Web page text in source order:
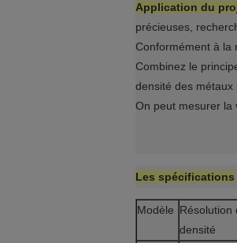
Application du
précieuses,
Conformément à la
Combinez le
densité des métaux
On peut mesurer la
Les spécifications
Modèle Résolution
densité